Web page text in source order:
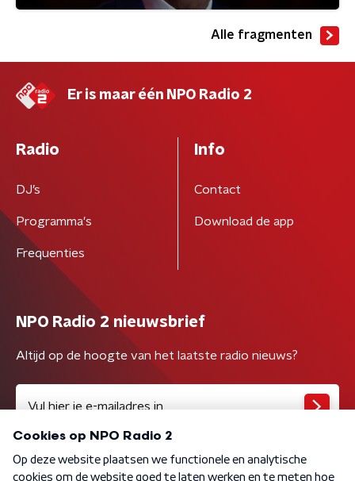
Alle fragmenten
Er is maar één NPO Radio 2
Radio
DJ’s
Programma's
Frequenties
Info
Contact
Download de app
NPO Radio 2 nieuwsbrief
Altijd op de hoogte van het laatste radio nieuws?